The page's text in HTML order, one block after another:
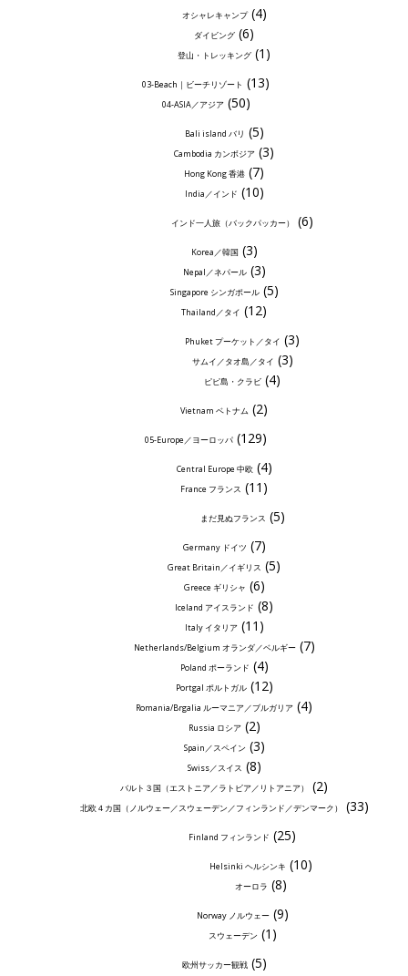
オシャレキャンプ(4)
ダイビング (6)
登山・トレッキング (1)
03-Beach｜ビーチリゾート (13)
04-ASIA／アジア(50)
Bali island バリ (5)
Cambodia カンボジア (3)
Hong Kong 香港 (7)
India／インド (10)
インド一人旅（バックパッカー） (6)
Korea／韓国 (3)
Nepal／ネパール(3)
Singapore シンガポール(5)
Thailand／タイ (12)
Phuket プーケット／タイ (3)
サムイ／タオ島／タイ (3)
ピピ島・クラビ (4)
Vietnam ベトナム (2)
05-Europe／ヨーロッパ (129)
Central Europe 中欧 (4)
France フランス (11)
まだ見ぬフランス (5)
Germany ドイツ (7)
Great Britain／イギリス (5)
Greece ギリシャ (6)
Iceland アイスランド (8)
Italy イタリア(11)
Netherlands/Belgium オランダ／ベルギー(7)
Poland ポーランド (4)
Portgal ポルトガル(12)
Romania/Brgalia ルーマニア／ブルガリア (4)
Russia ロシア(2)
Spain／スペイン (3)
Swiss／スイス (8)
バルト３国（エストニア／ラトビア／リトアニア） (2)
北欧４カ国（ノルウェー／スウェーデン／フィンランド／デンマーク） (33)
Finland フィンランド (25)
Helsinki ヘルシンキ (10)
オーロラ (8)
Norway ノルウェー(9)
スウェーデン (1)
欧州サッカー観戦(5)